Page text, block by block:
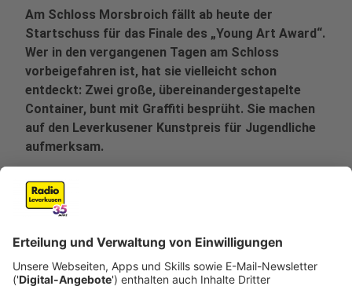
Am Schloss Morsbroich fällt ab heute der
Startschuss für das Finale des „Young Art Award“.
Wer in den vergangenen Tagen am Schloss
vorbeigefahren ist, hat sie vielleicht schon
entdeckt: Zwei große, übereinandergestapelte
Container, bunt mit Graffiti besprüht. Sie machen
auf den Leverkusener Kunstpreis für Jugendliche
aufmerksam.
Mehr als 60 junge Menschen haben sich in diesem Jahr